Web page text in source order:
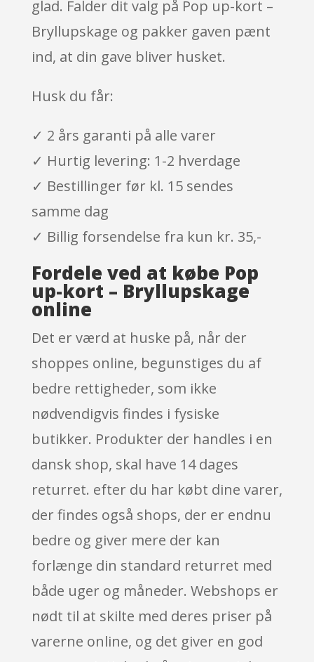
glad. Falder dit valg på Pop up-kort –
Bryllupskage og pakker gaven pænt
ind, at din gave bliver husket.
Husk du får:
✓ 2 års garanti på alle varer
✓ Hurtig levering: 1-2 hverdage
✓ Bestillinger før kl. 15 sendes
samme dag
✓ Billig forsendelse fra kun kr. 35,-
Fordele ved at købe Pop
up-kort – Bryllupskage
online
Det er værd at huske på, når der
shoppes online, begunstiges du af
bedre rettigheder, som ikke
nødvendigvis findes i fysiske
butikker. Produkter der handles i en
dansk shop, skal have 14 dages
returret. efter du har købt dine varer,
der findes også shops, der er endnu
bedre og giver mere der kan
forlænge din standard returret med
både uger og måneder. Webshops er
nødt til at skilte med deres priser på
varerne online, og det giver en god